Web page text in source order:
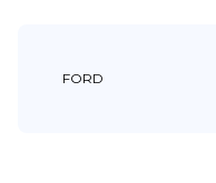
FORD